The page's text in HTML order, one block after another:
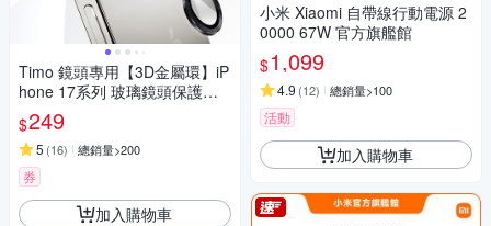
Timo 鏡頭專用【3D金屬環】iP
hone 17系列 玻璃鏡頭保護貼
膜
$249
5 (16) 總銷量>200
券
加入購物車
小米 Xiaomi 自帶線行動電源 2
0000 67W 官方旗艦館
$1,099
4.9 (12) 總銷量>100
活動
加入購物車